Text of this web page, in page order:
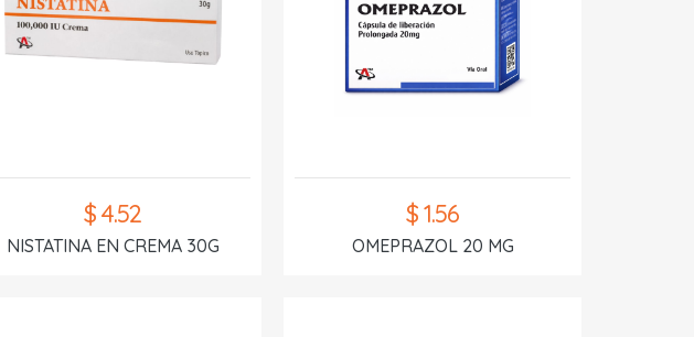
$ 4.52
NISTATINA EN CREMA 30G
$ 1.56
OMEPRAZOL 20 MG